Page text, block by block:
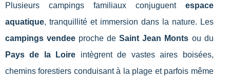
Plusieurs campings familiaux conjuguent espace
aquatique, tranquillité et immersion dans la nature. Les
campings vendee proche deSaint Jean Monts ou du
Pays de la Loire intègrent de vastes aires boisées,
chemins forestiers conduisant à la plage et parfois même